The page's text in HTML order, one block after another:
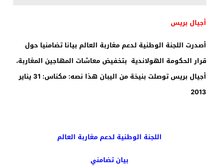
أجيال بريس
أصدرت اللجنة الوطنية لدعم مغاربة العالم بيانا تضامنيا حول
قرار الحكومة الهولاندية بتخفيض معاشات المهاجين المغاربة،
أجيال بريس توصلت بنيخة من اليبان هذا نصه: مكناس: 31 يناير
2013
اللجنة الوطنية لدعم مغاربة العالم
بيان تضامني